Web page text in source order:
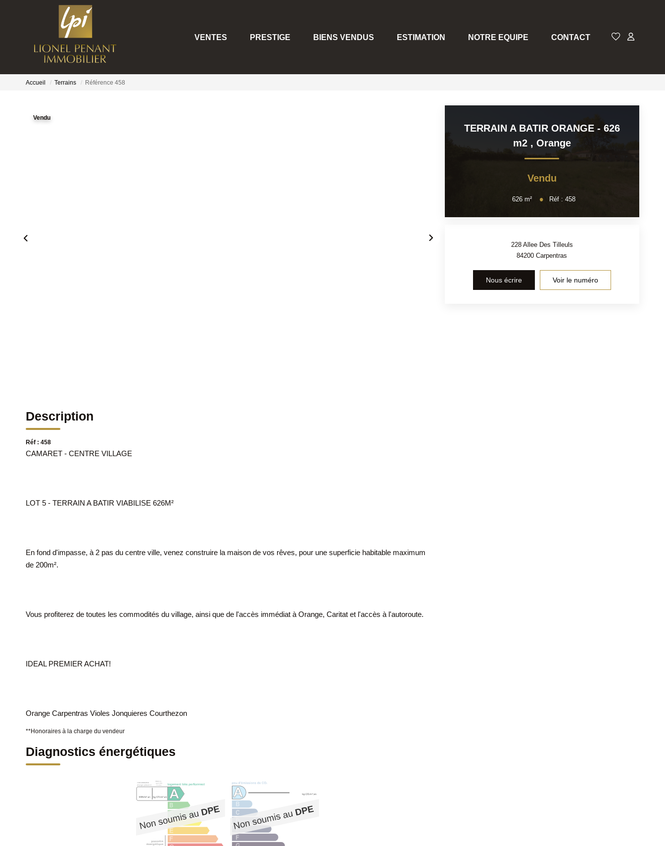
VENTES PRESTIGE BIENS VENDUS ESTIMATION NOTRE EQUIPE CONTACT
Accueil Terrains Référence 458
Vendu
Description
Réf : 458
CAMARET - CENTRE VILLAGE
LOT 5 - TERRAIN A BATIR VIABILISE 626M²
En fond d'impasse, à 2 pas du centre ville, venez construire la maison de vos rêves, pour une superficie habitable maximum
de 200m².
Vous profiterez de toutes les commodités du village, ainsi que de l'accès immédiat à Orange, Caritat et l'accès à l'autoroute.
IDEAL PREMIER ACHAT!
Orange Carpentras Violes Jonquieres Courthezon
**Honoraires à la charge du vendeur
Diagnostics énergétiques
TERRAIN A BATIR ORANGE - 626
m2 , Orange
Vendu
626m² Réf :458
228 Allee Des Tilleuls
84200Carpentras
Nous écrire Voir le numéro